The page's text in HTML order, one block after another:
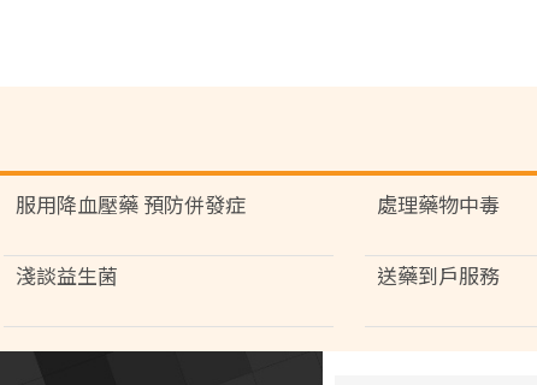
服用降血壓藥 預防併發症 處理藥物中毒
淺談益生菌 送藥到戶服務